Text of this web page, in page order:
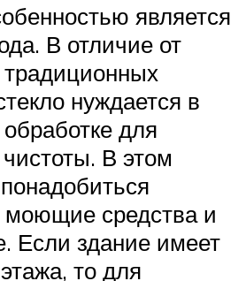
является
В отличие от
нуждается в
для
В этом
средства и
Если здание имеет
то для